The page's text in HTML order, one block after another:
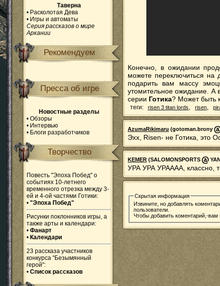
Таверна
• Расколотая Дева
• Игры и автоматы
Серия рассказов о мире
Аркании
Рекомендуем
Пресса об игре
Новостные разделы
• Обзоры
• Интервью
• Блоги разработчиков
Творчество
Повесть "Эпоха Побед" о
событиях 10-летнего
временного отрезка между 3-
ей и 4-ой частями Готики:
• "Эпоха Побед"
Рисунки поклонников игры, а
также арты и календари:
• Фанарт
• Календари
23 рассказа участников
конкурса "Безымянный
герой":
• Список рассказов
Конечно, в ожидании
можете переключиться на
подарить вам массу
утомительное ожидание. А
серии Готика? Может быть
теги: risen 3 titan lords risen
AzumaRikimaru (gotoman.brony
Эхх, Risen- не Готика, это
KEMER (SALOMONSPORTS
УРА УРА УРАААА, классно,
Скрытая информация
Извините, но добавлять
пользователи.
Чтобы добавить коментарий,-